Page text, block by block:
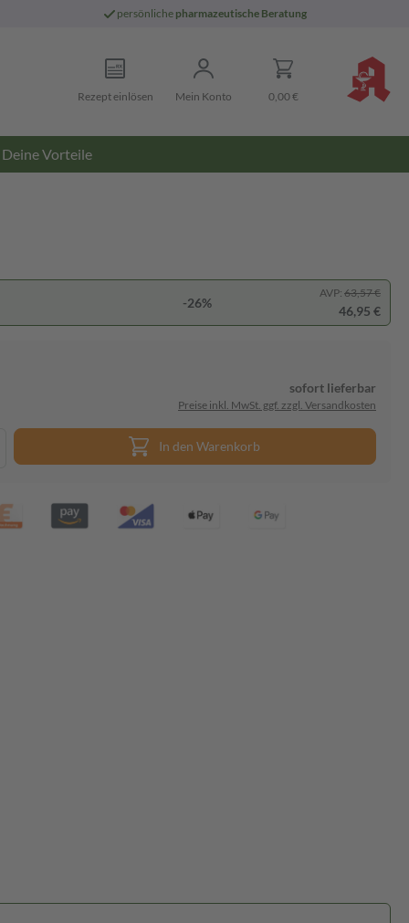
persönliche pharmazeutische Beratung
Rezept einlösen Mein Konto 0,00 €
Deine Vorteile
-26%
AVP: 63,57 €
46,95 €
sofort lieferbar
Preise inkl. MwSt. ggf. zzgl. Versandkosten
In den Warenkorb